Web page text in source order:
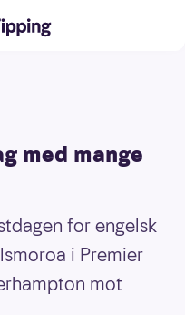
med mange
for engelsk
i Premier
mot